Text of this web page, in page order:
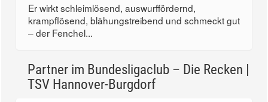
Er wirkt schleimlösend, auswurffördernd,
krampflösend, blähungstreibend und schmeckt gut
– der Fenchel...
Partner im Bundesligaclub – Die Recken |
TSV Hannover-Burgdorf